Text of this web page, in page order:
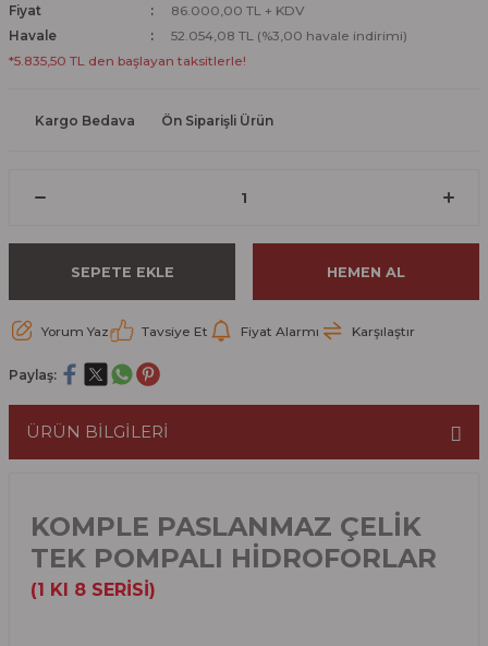
Fiyat
86.000,00 TL + KDV
Havale
52.054,08 TL (%3,00 havale indirimi)
*5.835,50 TL den başlayan taksitlerle!
Kargo Bedava Ön Siparişli Ürün
SEPETE EKLE HEMEN AL
Yorum Yaz Tavsiye Et Fiyat Alarmı Karşılaştır
Paylaş:
ÜRÜN BİLGİLERİ
KOMPLE PASLANMAZ ÇELİK
TEK POMPALI HİDROFORLAR
(1 KI 8 SERİSİ)